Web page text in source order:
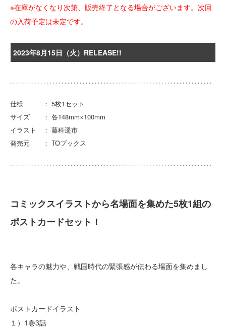
※在庫がなくなり次第、販売終了となる場合がございます。次回
の入荷予定は未定です。
2023年8月15日（火）RELEASE!!
仕様 ： 5枚1セット
サイズ ： 各148mm×100mm
イラスト ： 藤科遥市
発売元 ： TOブックス
コミックスイラストから名場面を集めた5枚1組の
ポストカードセット！
各キャラの魅力や、戦国時代の緊張感が伝わる場面を集めまし
た。
ポストカードイラスト
１）1巻3話